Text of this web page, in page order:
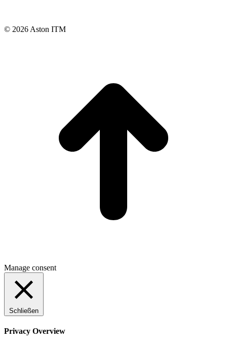
© 2026 Aston ITM
Manage consent
Schließen
Privacy Overview